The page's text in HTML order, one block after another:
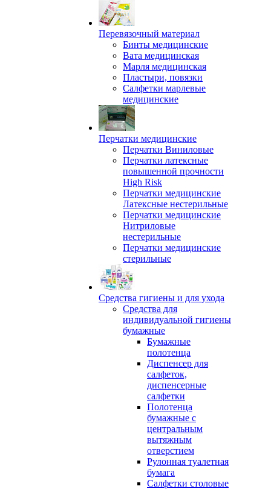
Перевязочный материал
Бинты медицинские
Вата медицинская
Марля медицинская
Пластыри, повязки
Салфетки марлевые
медицинские
Перчатки медицинские
Перчатки Виниловые
Перчатки латексные
повышенной прочности
High Risk
Перчатки медицинские
Латексные нестерильные
Перчатки медицинские
Нитриловые
нестерильные
Перчатки медицинские
стерильные
Средства гигиены и для ухода
Средства для
индивидуальной гигиены
бумажные
Бумажные
полотенца
Диспенсер для
салфеток,
диспенсерные
салфетки
Полотенца
бумажные с
центральным
вытяжным
отверстием
Рулонная туалетная
бумага
Салфетки столовые